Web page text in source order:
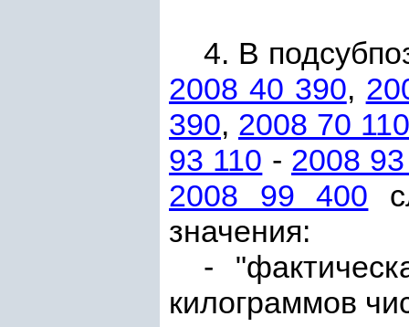
4. В
2008 40 390,
390, 2008 70 110
93 110 - 2008
2008 99 400
значения:
-
килограммов